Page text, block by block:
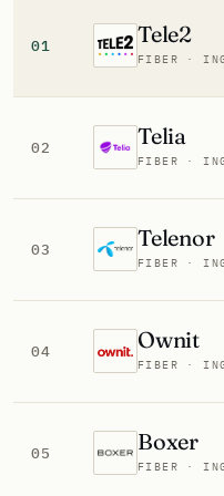
01 Tele2
FIBER ·
02 Telia
FIBER ·
03 Telenor
FIBER ·
04 Ownit
FIBER ·
05 Boxer
FIBER ·